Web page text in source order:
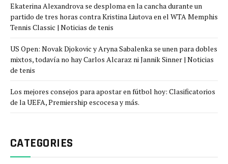
Ekaterina Alexandrova se desploma en la cancha durante un
partido de tres horas contra Kristina Liutova en el WTA Memphis
Tennis Classic | Noticias de tenis
US Open: Novak Djokovic y Aryna Sabalenka se unen para dobles
mixtos, todavía no hay Carlos Alcaraz ni Jannik Sinner | Noticias
de tenis
Los mejores consejos para apostar en fútbol hoy: Clasificatorios
de la UEFA, Premiership escocesa y más.
CATEGORIES